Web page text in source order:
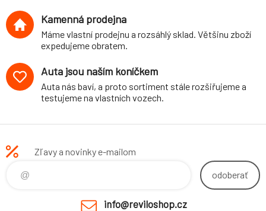
Kamenná prodejna
Máme vlastní prodejnu a rozsáhlý sklad. Většinu zboží
expedujeme obratem.
Auta jsou naším koníčkem
Auta nás baví, a proto sortiment stále rozšiřujeme a
testujeme na vlastních vozech.
Zľavy a novinky e-mailom
odoberať
info@reviloshop.cz